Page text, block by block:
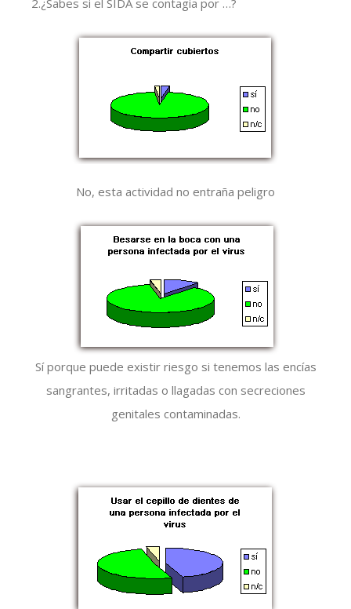
2.¿Sabes si el SIDA se contagia por …?
No, esta actividad no entraña peligro
Sí porque puede existir riesgo si tenemos las encías
sangrantes, irritadas o llagadas con secreciones
genitales contaminadas.